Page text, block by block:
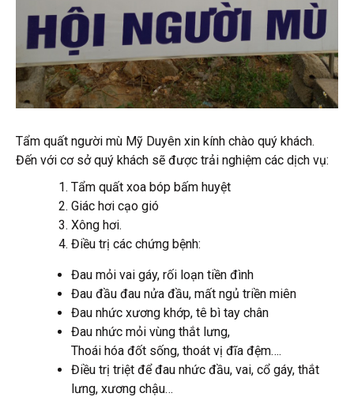
Tẩm quất người mù Mỹ Duyên xin kính chào quý khách.
Đến với cơ sở quý khách sẽ được trải nghiệm các dịch vụ:
Tẩm quất xoa bóp bấm huyệt
Giác hơi cạo gió
Xông hơi.
Điều trị các chứng bệnh:
Đau mỏi vai gáy, rối loạn tiền đình
Đau đầu đau nửa đầu, mất ngủ triền miên
Đau nhức xương khớp, tê bì tay chân
Đau nhức mỏi vùng thắt lưng,
Thoái hóa đốt sống, thoát vị đĩa đệm….
Điều trị triệt để đau nhức đầu, vai, cổ gáy, thắt
lưng, xương chậu…